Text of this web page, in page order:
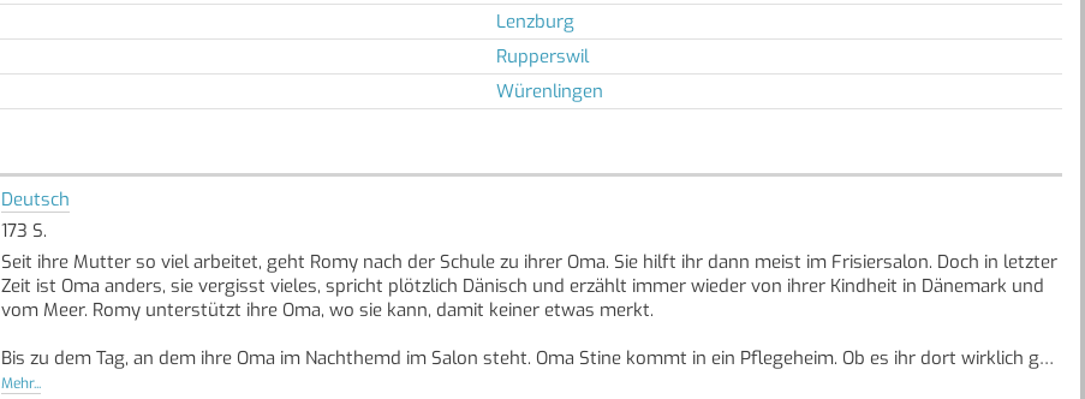
Lenzburg
Rupperswil
Würenlingen
Deutsch
173 S.
Seit ihre Mutter so viel arbeitet, geht Romy nach der Schule zu ihrer Oma. Sie hilft ihr dann meist im Frisiersalon. Doch in letzter
Zeit ist Oma anders, sie vergisst vieles, spricht plötzlich Dänisch und erzählt immer wieder von ihrer Kindheit in Dänemark und
vom Meer. Romy unterstützt ihre Oma, wo sie kann, damit keiner etwas merkt.
Bis zu dem Tag, an dem ihre Oma im Nachthemd im Salon steht. Oma Stine kommt in ein Pflegeheim. Ob es ihr dort wirklich gut
geht? Bestimmt würde sie sich riesig freuen, wenn Romy noch einmal mit ihr an den Strand ihrer Kindheit führe.
Mehr...